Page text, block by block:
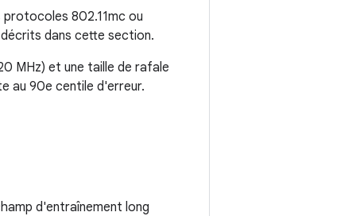
802.11mc ou
dans cette section.
MHz) et une taille de rafale
au 90e centile d'erreur.
d'entraînement long